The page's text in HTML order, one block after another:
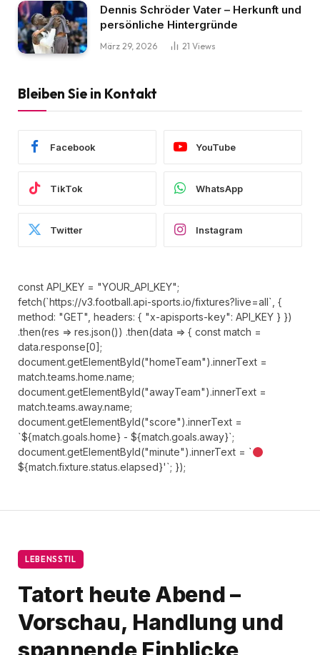
Dennis Schröder Vater – Herkunft und
persönliche Hintergründe
März 29, 2026 21 Views
Bleiben Sie in Kontakt
Facebook YouTube
TikTok WhatsApp
Twitter Instagram
const API_KEY = "YOUR_API_KEY";
fetch(`https://v3.football.api-sports.io/fixtures?live=all`, {
method: "GET", headers: { "x-apisports-key": API_KEY } })
.then(res => res.json()) .then(data => { const match =
data.response[0];
document.getElementById("homeTeam").innerText =
match.teams.home.name;
document.getElementById("awayTeam").innerText =
match.teams.away.name;
document.getElementById("score").innerText =
`${match.goals.home} - ${match.goals.away}`;
document.getElementById("minute").innerText = `
${match.fixture.status.elapsed}'`; });
LEBENSSTIL
Tatort heute Abend –
Vorschau, Handlung und